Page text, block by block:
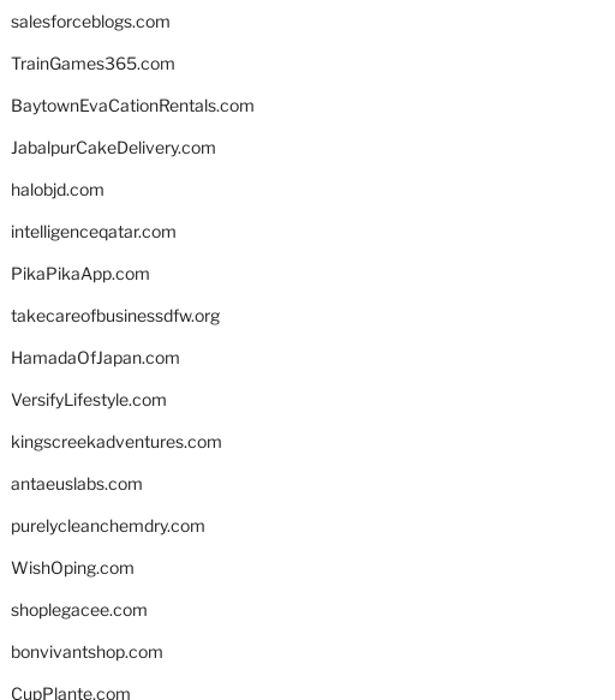
salesforceblogs.com
TrainGames365.com
BaytownEvaCationRentals.com
JabalpurCakeDelivery.com
halobjd.com
intelligenceqatar.com
PikaPikaApp.com
takecareofbusinessdfw.org
HamadaOfJapan.com
VersifyLifestyle.com
kingscreekadventures.com
antaeuslabs.com
purelycleanchemdry.com
WishOping.com
shoplegacee.com
bonvivantshop.com
CupPlante.com